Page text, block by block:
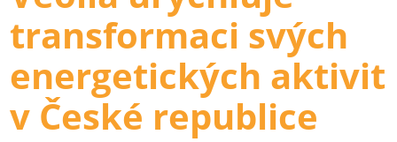
transformaci svých
energetických aktivit
v České republice